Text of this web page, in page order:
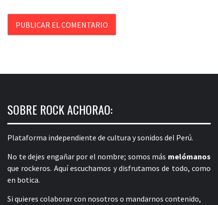
SOBRE ROCK ACHORAO:
Plataforma independiente de cultura y sonidos del Perú.
No te dejes engañar por el nombre; somos más melómanos
que rockeros. Aquí escuchamos y disfrutamos de todo, como
en botica.
Si quieres colaborar con nosotros o mandarnos contenido,